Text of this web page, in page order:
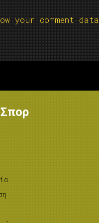
your comment